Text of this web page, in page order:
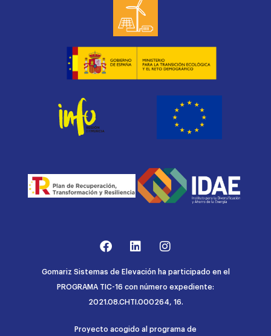
Gomariz Sistemas de Elevación ha participado en el
PROGRAMA TIC-16 con número expediente:
2021.08.CHTI.000264, 16.
Proyecto acogido al programa de